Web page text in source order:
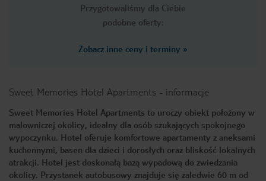
Przygotowaliśmy dla Ciebie
podobne oferty:
Zobacz inne ceny i terminy »
Sweet Memories Hotel Apartments - informacje
Sweet Memories Hotel Apartments to uroczy obiekt położony w
malowniczej okolicy, idealny dla osób szukających spokojnego
wypoczynku. Hotel oferuje komfortowe apartamenty z aneksami
kuchennymi, basen dla dzieci i dorosłych oraz bliskość lokalnych
atrakcji. Hotel jest doskonałą bazą wypadową do zwiedzania
okolicy. Przystanek autobusowy znajduje się zaledwie 60 m od